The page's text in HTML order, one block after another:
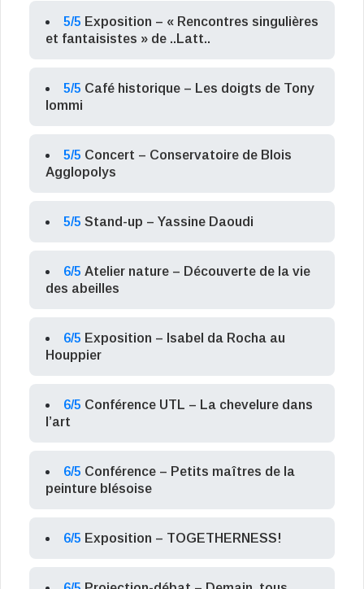
5/5 Exposition – « Rencontres singulières
et fantaisistes » de ..Latt..
5/5 Café historique – Les doigts de Tony
Iommi
5/5 Concert – Conservatoire de Blois
Agglopolys
5/5 Stand-up – Yassine Daoudi
6/5 Atelier nature – Découverte de la vie
des abeilles
6/5 Exposition – Isabel da Rocha au
Houppier
6/5 Conférence UTL – La chevelure dans
l’art
6/5 Conférence – Petits maîtres de la
peinture blésoise
6/5 Exposition – TOGETHERNESS!